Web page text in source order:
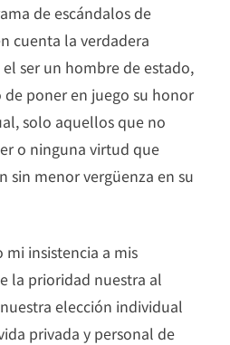
de escándalos de
cuenta la verdadera
ser un hombre de estado,
de poner en juego su honor
solo aquellos que no
o ninguna virtud que
sin menor vergüenza en su
mi insistencia a mis
la prioridad nuestra al
elección individual
privada y personal de